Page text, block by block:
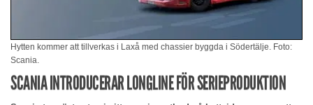
Hytten kommer att tillverkas i Laxå med chassier byggda i Södertälje. Foto:
Scania.
SCANIA INTRODUCERAR LONGLINE FÖR SERIEPRODUKTION